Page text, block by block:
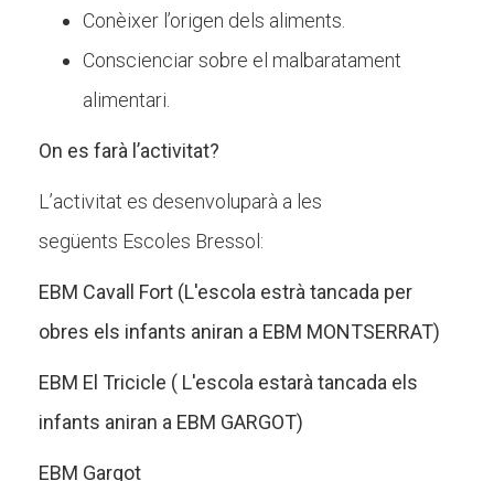
Conèixer l’origen dels aliments.
Conscienciar sobre el malbaratament
alimentari.
On es farà l’activitat?
L’activitat es desenvoluparà a les
següents Escoles Bressol:
EBM Cavall Fort (L'escola estrà tancada per
obres els infants aniran a EBM MONTSERRAT)
EBM El Tricicle ( L'escola estarà tancada els
infants aniran a EBM GARGOT)
EBM Gargot